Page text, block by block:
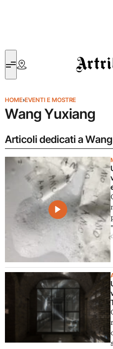
Artribune
HOME›EVENTI E MOSTRE
Wang Yuxiang
Articoli dedicati a